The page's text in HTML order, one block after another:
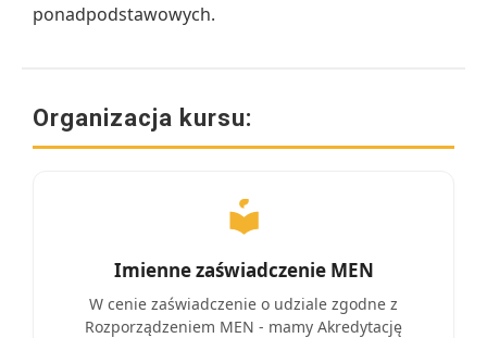
ponadpodstawowych.
Organizacja kursu:
Imienne zaświadczenie MEN
W cenie zaświadczenie o udziale zgodne z
Rozporządzeniem MEN - mamy Akredytację